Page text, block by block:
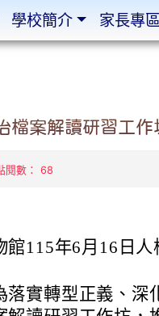
檔案解讀研習工作
閱數： 68
館115年6月16日人
落實轉型正義、深
學校簡介 家長專區